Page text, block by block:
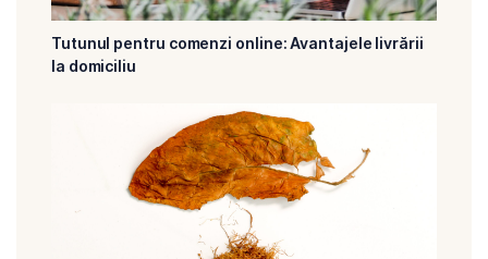
Tutunul pentru comenzi online: Avantajele livrării
la domiciliu